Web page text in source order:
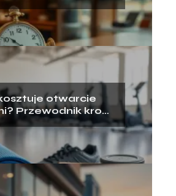
otwarcie
Przewodnik krok
po kroku